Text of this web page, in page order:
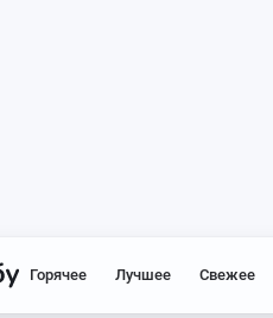
Горячее Лучшее Свежее